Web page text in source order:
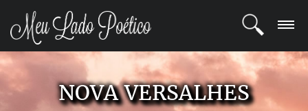
REGISTRO
NOVA VERSALHES